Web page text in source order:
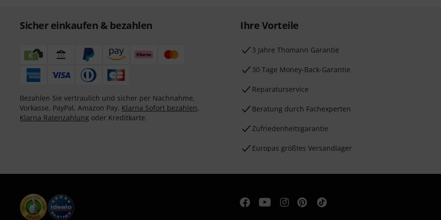
Sicher einkaufen & bezahlen
Bezahlen Sie vertraulich und sicher per Nachnahme,
Vorkasse, PayPal, Amazon Pay, Klarna Sofort bezahlen,
Klarna Ratenzahlung oder Kreditkarte.
Ihre Vorteile
3 Jahre Thomann Garantie
30 Tage Money-Back-Garantie
Reparaturservice
Beratung durch Fachexperten
Zufriedenheitsgarantie
Europas größtes Versandlager